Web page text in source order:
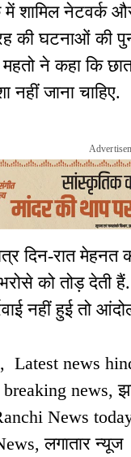
शामिल नेटवर्क
की घटनाओं की
ने कहा कि
नहीं जाना चाहिए.
दिन-रात मेहनत
को तोड़ देती हैं.
नहीं हुई तो
, Latest news
news,
News
लगातार न्यूज